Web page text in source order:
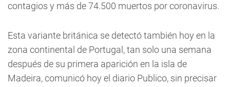
contagios y más de 74.500 muertos por coronavirus.
Esta variante británica se detectó también hoy en la
zona continental de Portugal, tan solo una semana
después de su primera aparición en la isla de
Madeira, comunicó hoy el diario Publico, sin precisar